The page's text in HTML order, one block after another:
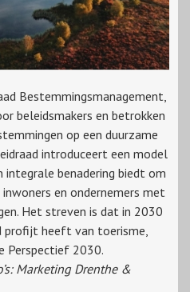
Bestemmingsmanagement,
beleidsmakers en betrokken
op een duurzame
introduceert een model
benadering biedt om
en ondernemers met
Het streven is dat in 2030
profijt heeft van toerisme,
Perspectief 2030.
Marketing Drenthe &